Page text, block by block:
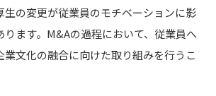
生の変更が従業員のモチベーションに影
ます。M&Aの過程において、従業員へ
業文化の融合に向けた取り組みを行うこ